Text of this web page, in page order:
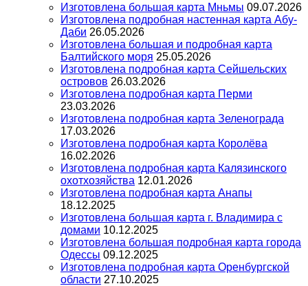
Изготовлена большая карта Мньмы 09.07.2026
Изготовлена подробная настенная карта Абу-
Даби 26.05.2026
Изготовлена большая и подробная карта
Балтийского моря 25.05.2026
Изготовлена подробная карта Сейшельских
островов 26.03.2026
Изготовлена подробная карта Перми
23.03.2026
Изготовлена подробная карта Зеленограда
17.03.2026
Изготовлена подробная карта Королёва
16.02.2026
Изготовлена подробная карта Калязинского
охотхозяйства 12.01.2026
Изготовлена подробная карта Анапы
18.12.2025
Изготовлена большая карта г. Владимира с
домами 10.12.2025
Изготовлена большая подробная карта города
Одессы 09.12.2025
Изготовлена подробная карта Оренбургской
области 27.10.2025